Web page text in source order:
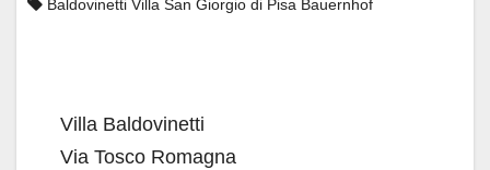
Baldovinetti Villa San Giorgio di Pisa Bauernhof
Villa Baldovinetti
Via Tosco Romagna